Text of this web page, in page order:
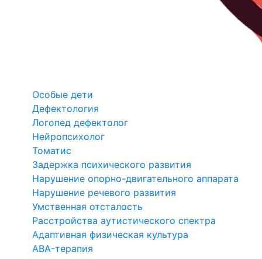
Особые дети
Дефектология
Логопед дефектолог
Нейропсихолог
Томатис
Задержка психического развития
Нарушение опорно-двигательного аппарата
Нарушение речевого развития
Умственная отсталость
Расстройства аутистического спектра
Адаптивная физическая культура
ABA-терапия